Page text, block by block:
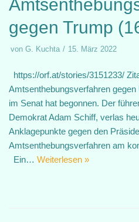
gegen Trump
von G. Kuchta 15. März 2022
https://orf.at/stories/3151233/
Amtsenthebungsverfahren
im Senat hat begonnen. Der
Demokrat Adam Schiff, verlas
Anklagepunkte gegen den
Amtsenthebungsverfahren am
Ein… Weiterlesen »